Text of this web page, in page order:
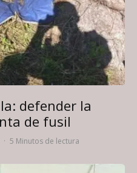
defender la
de fusil
· 5 Minutos de lectura